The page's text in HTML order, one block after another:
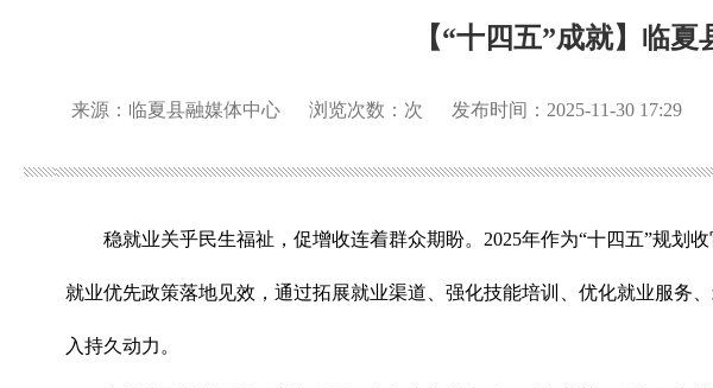
【“十四五”成就】临
来源：临夏县融媒体中心 浏览次数： 次 发布时间： 2025-11-30 17:29
稳就业关乎民生福祉，促增收连着群众期盼。2025年作为“十四五”规划
就业优先政策落地见效，通过拓展就业渠道、强化技能培训、优化就业服务
入持久动力。